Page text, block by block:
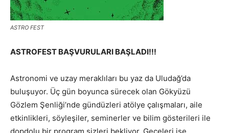
ASTRO FEST
ASTROFEST BAŞVURULARI BAŞLADI!!!
Astronomi ve uzay meraklıları bu yaz da Uludağ’da
buluşuyor. Üç gün boyunca sürecek olan Gökyüzü
Gözlem Şenliği’nde gündüzleri atölye çalışmaları, aile
etkinlikleri, söyleşiler, seminerler ve bilim gösterileri ile